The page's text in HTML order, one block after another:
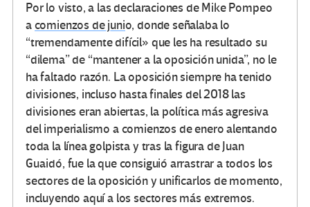
Por lo visto, a las declaraciones de Mike Pompeo
acomienzos de junio, donde señalaba lo
“tremendamente difícil» que les ha resultado su
“dilema” de “mantener a la oposición unida”, no le
ha faltado razón. La oposición siempre ha tenido
divisiones, incluso hasta finales del 2018 las
divisiones eran abiertas, la política más agresiva
del imperialismo a comienzos de enero alentando
toda la línea golpista y tras la figura de Juan
Guaidó, fue la que consiguió arrastrar a todos los
sectores de la oposición y unificarlos de momento,
incluyendo aquí a los sectores más extremos.